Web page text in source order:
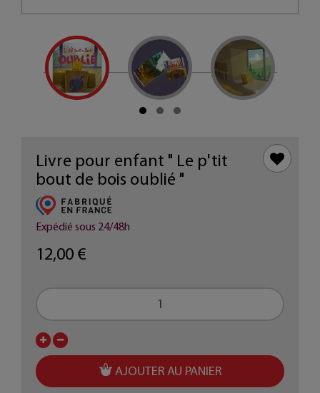
Livre pour enfant " Le p'tit
bout de bois oublié "
Expédié sous 24/48h
12,00 €
AJOUTER AU PANIER